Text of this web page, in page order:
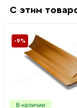
С этим
В наличии
-9%